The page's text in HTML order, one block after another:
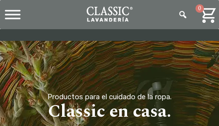
0
Productos para el cuidado de la ropa.
Classic en casa.